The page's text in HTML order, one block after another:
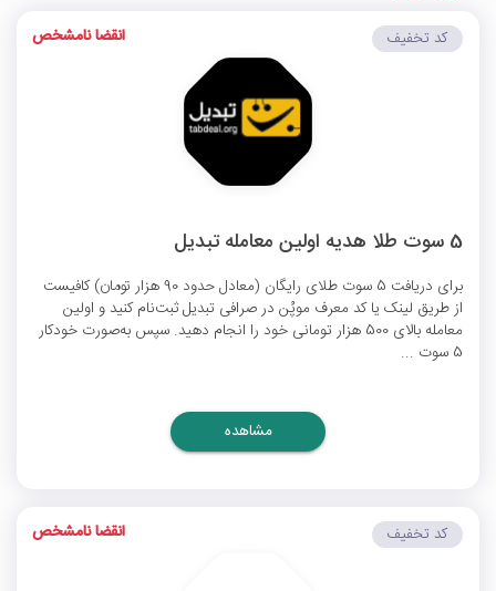
5 سوت طلا هدیه اولین معامله تبدیل
برای دریافت 5 سوت طلای رایگان (معادل حدود 90 هزار تومان) کافیست
از طریق لینک یا کد معرف موپُن در صرافی تبدیل ثبت‌نام کنید و اولین
معامله بالای 500 هزار تومانی خود را انجام دهید. سپس به‌صورت خودکار
5 سوت ...
کد تخفیف انقضا نامشخص
مشاهده
کد تخفیف انقضا نامشخص